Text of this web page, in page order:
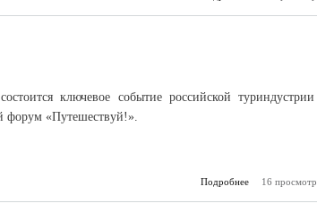
ключевое событие российской
форум «Путешествуй!».
Подробнее о 16